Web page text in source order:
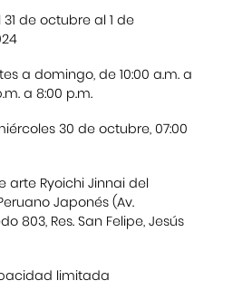
31 de octubre al 1 de
a domingo, de 10:00 a.m. a
a 8:00 p.m.
30 de octubre, 07:00
arte Ryoichi Jinnai del
Japonés (Av.
803, Res. San Felipe, Jesús
limitada